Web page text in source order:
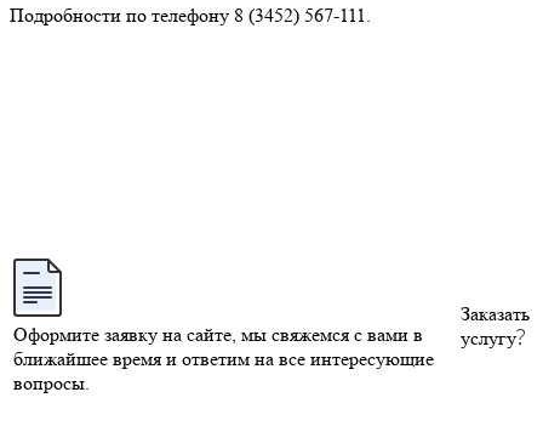
Подробности по телефону 8 (3452) 567-111.
Оформите заявку на сайте, мы свяжемся с вами в
ближайшее время и ответим на все интересующие
вопросы.
Заказать
услугу